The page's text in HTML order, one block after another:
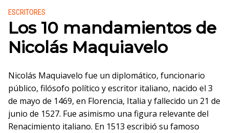
Publicado en:
ESCRITORES
Los 10 mandamientos de
Nicolás Maquiavelo
Nicolás Maquiavelo fue un diplomático, funcionario
público, filósofo político y escritor italiano, nacido el 3
de mayo de 1469, en Florencia, Italia y fallecido un 21 de
junio de 1527. Fue asimismo una figura relevante del
Renacimiento italiano. En 1513 escribió su famoso